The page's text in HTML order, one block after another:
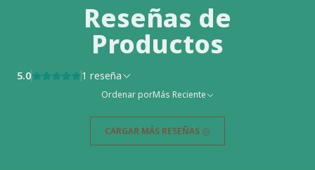
Reseñas de
Productos
5.0 1 reseña
Ordenar porMás Reciente
CARGAR MÁS RESEÑAS